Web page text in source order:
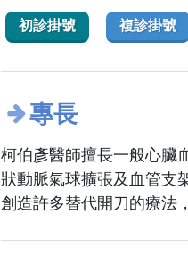
初診掛號 複診掛號
專長
柯伯彥醫師擅長一般心臟
狀動脈氣球擴張及血管支
創造許多替代開刀的療法